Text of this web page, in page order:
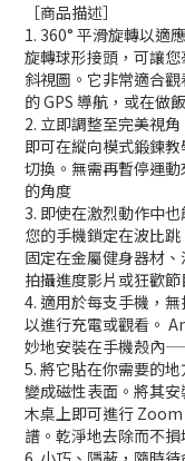
［商品描述］
1. 360° 平滑​​旋轉以適
旋轉球形接頭，可讓
斜視圖。它非常適合
的 GPS 導航，或在做
2. 立即調整至完美視
即可在縱向模式鍛鍊
切換。無需再暫停運
的角度
3. 即使在激烈動作中
您的手機鎖定在波比
固定在金屬健身器材
拍攝進度影片或狂歡節
4. 適用於每支手機，
以進行充電或觀看。
妙地安裝在手機殼內
5. 將它貼在你需要的
變成磁性表面。將其
木桌上即可進行
譜。乾淨地去除而不